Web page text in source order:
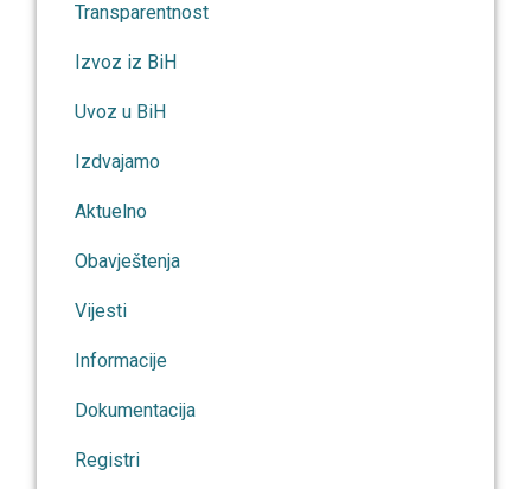
Transparentnost
Izvoz iz BiH
Uvoz u BiH
Izdvajamo
Aktuelno
Obavještenja
Vijesti
Informacije
Dokumentacija
Registri